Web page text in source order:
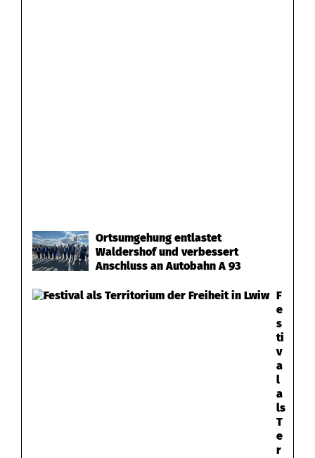
Ortsumgehung entlastet
Waldershof und verbessert
Anschluss an Autobahn A 93
F
e
s
ti
v
a
l
a
ls
T
e
r